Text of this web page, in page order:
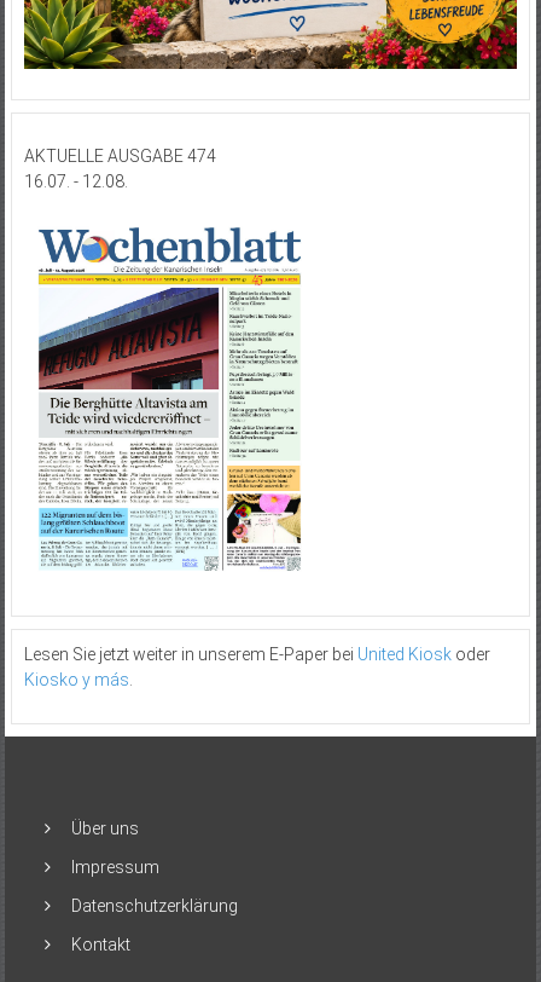
AKTUELLE AUSGABE 474
16.07. - 12.08.
Lesen Sie jetzt weiter in unserem E-Paper bei United Kioskoder
Kiosko y más
Über uns
Impressum
Datenschutzerklärung
Kontakt